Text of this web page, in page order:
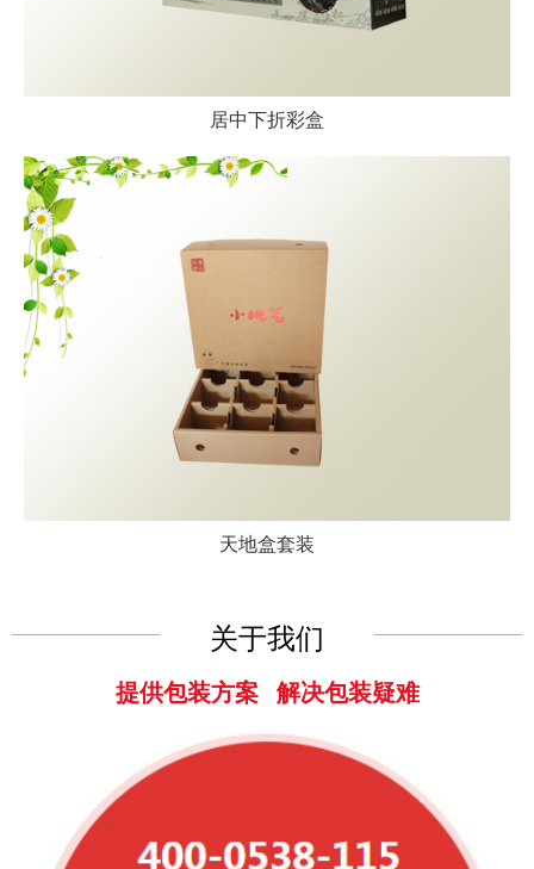
居中下折彩盒
天地盒套装
关于我们
提供包装方案 解决包装疑难